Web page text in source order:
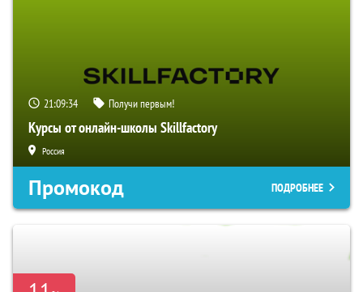
21:09:33 Получи первым!
Курсы от онлайн-школы Skillfactory
Россия
Промокод ПОДРОБНЕЕ